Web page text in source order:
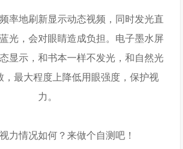
率地刷新显示动态视频，同时发光直
光，会对眼睛造成负担。电子墨水屏
显示，和书本一样不发光，和自然光
，最大程度上降低用眼强度，保护视
力。
力情况如何？来做个自测吧！